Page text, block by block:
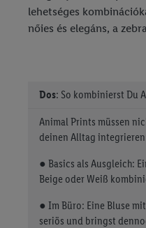
lehetséges
nőies és elegáns, a
Dos: So kombinierst Du
Animal Prints müssen
deinen Alltag
● Basics als Ausgleich:
Beige oder Weiß
● Im Büro: Eine Bluse
seriös und bringst